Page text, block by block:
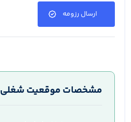
ارسال رزومه
مشخصات موقعیت شغلی